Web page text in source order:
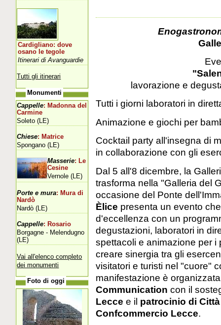
lavorazione e
Tutti i giorni laboratori in
Animazione e giochi per
Cocktail party all'insegna di
in collaborazione con gli
Dal 5 all'8 dicembre, la
trasforma nella "Galleria del
occasione del Ponte
Èlice presenta un evento
d'eccellenza con un
degustazioni, laboratori in
spettacoli e animazione per
creare sinergia tra gli
visitatori e turisti nel "cuore"
manifestazione è
Communication con il
Lecce e il patrocinio di
Confcommercio Lecce.
Cardigliano: dove
osano le tegole
Itinerari di Avanguardie
Tutti gli itinerari
Monumenti
Cappelle: Madonna del
Carmine
Soleto (LE)
Chiese: Matrice
Spongano (LE)
Masserie: Le
Cesine
Vernole (LE)
Porte e mura: Mura di
Nardò
Nardò (LE)
Cappelle: Rosario
Borgagne - Melendugno
(LE)
Vai all'elenco completo
dei monumenti
Foto di oggi